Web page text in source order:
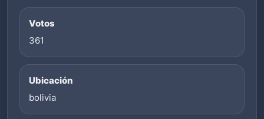
Votos
361
Ubicación
bolivia